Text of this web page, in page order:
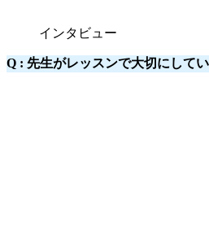
インタビュー
Q : 先生がレッスンで大切にして